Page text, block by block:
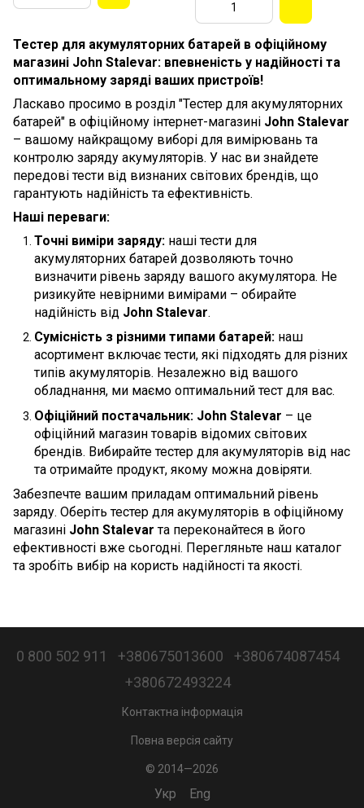
Тестер для акумуляторних батарей в офіційному
магазині John Stalevar: впевненість у надійності та
оптимальному заряді ваших пристроїв!
Ласкаво просимо в розділ "Тестер для акумуляторних
батарей" в офіційному інтернет-магазині John Stalevar
– вашому найкращому виборі для вимірювань та
контролю заряду акумуляторів. У нас ви знайдете
передові тести від визнаних світових брендів, що
гарантують надійність та ефективність.
Наші переваги:
Точні виміри заряду: наші тести для
акумуляторних батарей дозволяють точно
визначити рівень заряду вашого акумулятора. Не
ризикуйте невірними вимірами – обирайте
надійність від John Stalevar.
Сумісність з різними типами батарей: наш
асортимент включає тести, які підходять для різних
типів акумуляторів. Незалежно від вашого
обладнання, ми маємо оптимальний тест для вас.
Офіційний постачальник: John Stalevar – це
офіційний магазин товарів відомих світових
брендів. Вибирайте тестер для акумуляторів від нас
та отримайте продукт, якому можна довіряти.
Забезпечте вашим приладам оптимальний рівень
заряду. Оберіть тестер для акумуляторів в офіційному
магазині John Stalevar та переконайтеся в його
ефективності вже сьогодні. Перегляньте наш каталог
та зробіть вибір на користь надійності та якості.
0 800 502 911 +380675013600
+380674087454
+380672493224
Контактна інформація
Повна версія сайту
© 2014—2026
Укр Eng